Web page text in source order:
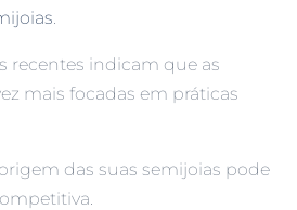
.
recentes indicam que as
mais focadas em práticas
das suas semijoias pode